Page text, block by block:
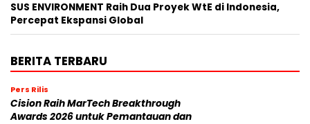
SUS ENVIRONMENT Raih Dua Proyek WtE di Indonesia,
Percepat Ekspansi Global
BERITA TERBARU
Pers Rilis
Cision Raih MarTech Breakthrough
Awards 2026 untuk Pemantauan dan